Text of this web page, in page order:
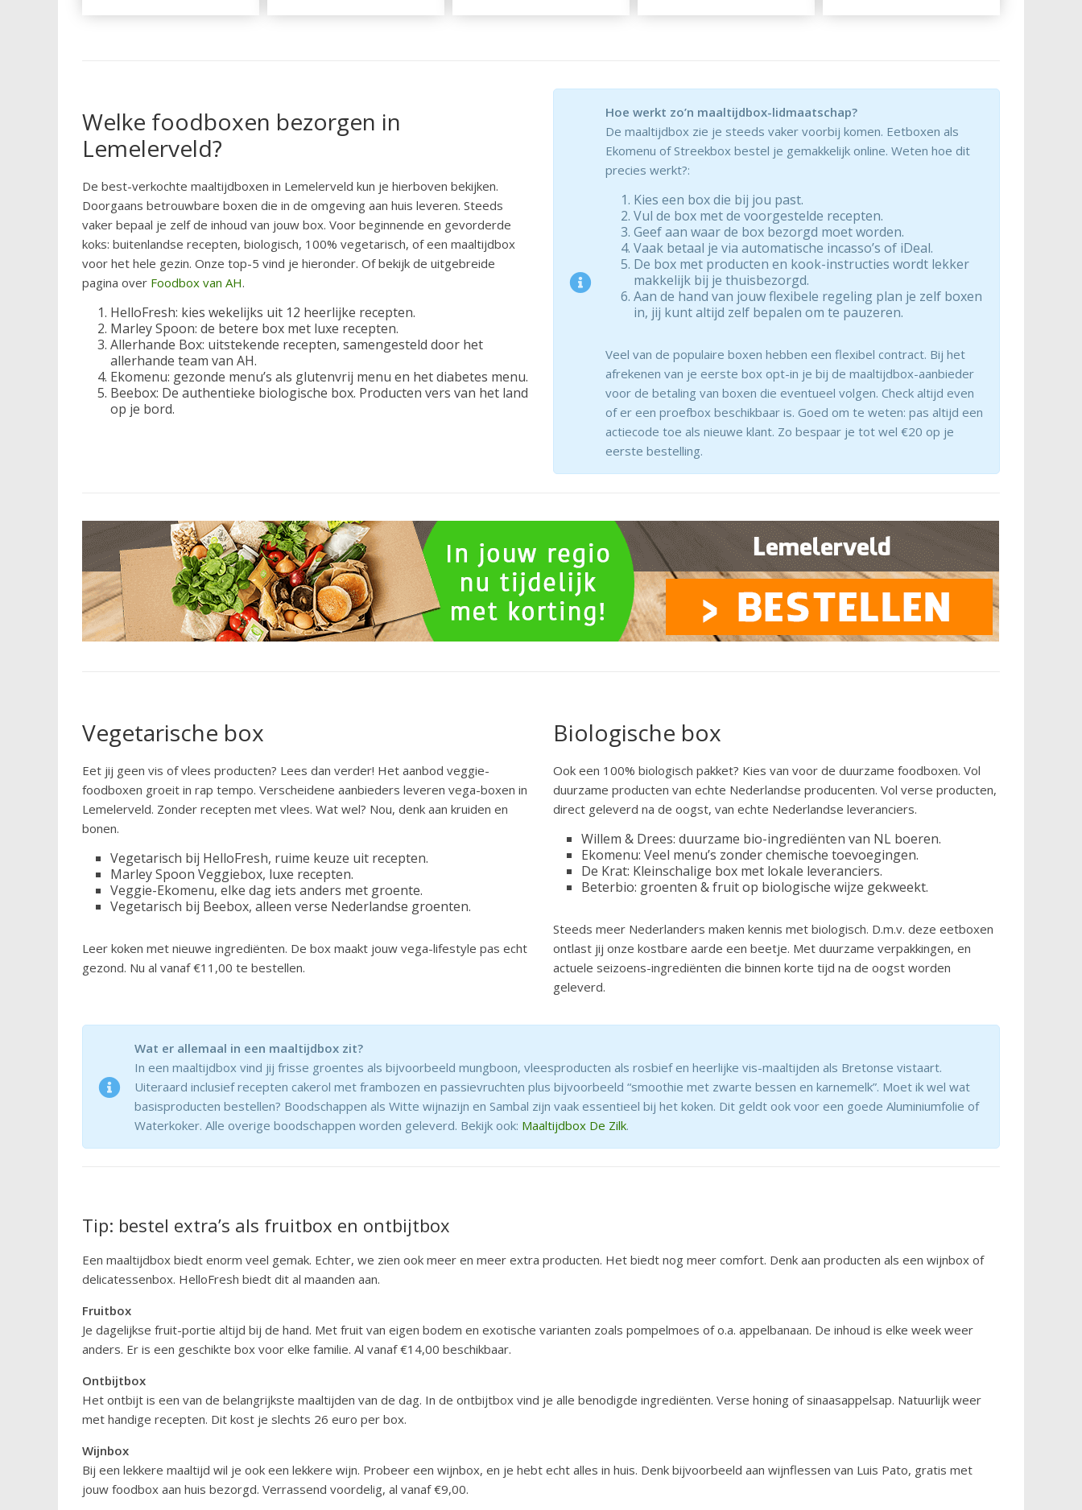
Welke foodboxen bezorgen in
Lemelerveld?
De best-verkochte maaltijdboxen in Lemelerveld kun je hierboven bekijken.
Doorgaans betrouwbare boxen die in de omgeving aan huis leveren. Steeds
vaker bepaal je zelf de inhoud van jouw box. Voor beginnende en gevorderde
koks: buitenlandse recepten, biologisch, 100% vegetarisch, of een maaltijdbox
voor het hele gezin. Onze top-5 vind je hieronder. Of bekijk de uitgebreide
pagina over Foodbox van AH.
HelloFresh: kies wekelijks uit 12 heerlijke recepten.
Marley Spoon: de betere box met luxe recepten.
Allerhande Box: uitstekende recepten, samengesteld door het
allerhande team van AH.
Ekomenu: gezonde menu’s als glutenvrij menu en het diabetes menu.
Beebox: De authentieke biologische box. Producten vers van het land
op je bord.
Hoe werkt zo’n maaltijdbox-lidmaatschap?
De maaltijdbox zie je steeds vaker voorbij komen. Eetboxen als
Ekomenu of Streekbox bestel je gemakkelijk online. Weten hoe dit
precies werkt?:
Kies een box die bij jou past.
Vul de box met de voorgestelde recepten.
Geef aan waar de box bezorgd moet worden.
Vaak betaal je via automatische incasso’s of iDeal.
De box met producten en kook-instructies wordt lekker
makkelijk bij je thuisbezorgd.
Aan de hand van jouw flexibele regeling plan je zelf boxen
in, jij kunt altijd zelf bepalen om te pauzeren.
Veel van de populaire boxen hebben een flexibel contract. Bij het
afrekenen van je eerste box opt-in je bij de maaltijdbox-aanbieder
voor de betaling van boxen die eventueel volgen. Check altijd even
of er een proefbox beschikbaar is. Goed om te weten: pas altijd een
actiecode toe als nieuwe klant. Zo bespaar je tot wel €20 op je
eerste bestelling.
Vegetarische box
Eet jij geen vis of vlees producten? Lees dan verder! Het aanbod veggie-
foodboxen groeit in rap tempo. Verscheidene aanbieders leveren vega-boxen in
Lemelerveld. Zonder recepten met vlees. Wat wel? Nou, denk aan kruiden en
bonen.
Vegetarisch bij HelloFresh, ruime keuze uit recepten.
Marley Spoon Veggiebox, luxe recepten.
Veggie-Ekomenu, elke dag iets anders met groente.
Vegetarisch bij Beebox, alleen verse Nederlandse groenten.
Leer koken met nieuwe ingrediënten. De box maakt jouw vega-lifestyle pas echt
gezond. Nu al vanaf €11,00 te bestellen.
Biologische box
Ook een 100% biologisch pakket? Kies van voor de duurzame foodboxen. Vol
duurzame producten van echte Nederlandse producenten. Vol verse producten,
direct geleverd na de oogst, van echte Nederlandse leveranciers.
Willem & Drees: duurzame bio-ingrediënten van NL boeren.
Ekomenu: Veel menu’s zonder chemische toevoegingen.
De Krat: Kleinschalige box met lokale leveranciers.
Beterbio: groenten & fruit op biologische wijze gekweekt.
Steeds meer Nederlanders maken kennis met biologisch. D.m.v. deze eetboxen
ontlast jij onze kostbare aarde een beetje. Met duurzame verpakkingen, en
actuele seizoens-ingrediënten die binnen korte tijd na de oogst worden
geleverd.
Wat er allemaal in een maaltijdbox zit?
In een maaltijdbox vind jij frisse groentes als bijvoorbeeld mungboon, vleesproducten als rosbief en heerlijke vis-maaltijden als Bretonse vistaart.
Uiteraard inclusief recepten cakerol met frambozen en passievruchten plus bijvoorbeeld “smoothie met zwarte bessen en karnemelk”. Moet ik wel wat
basisproducten bestellen? Boodschappen als Witte wijnazijn en Sambal zijn vaak essentieel bij het koken. Dit geldt ook voor een goede Aluminiumfolie of
Waterkoker. Alle overige boodschappen worden geleverd. Bekijk ook: Maaltijdbox De Zilk.
Tip: bestel extra’s als fruitbox en ontbijtbox
Een maaltijdbox biedt enorm veel gemak. Echter, we zien ook meer en meer extra producten. Het biedt nog meer comfort. Denk aan producten als een wijnbox of
delicatessenbox. HelloFresh biedt dit al maanden aan.
Fruitbox
Je dagelijkse fruit-portie altijd bij de hand. Met fruit van eigen bodem en exotische varianten zoals pompelmoes of o.a. appelbanaan. De inhoud is elke week weer
anders. Er is een geschikte box voor elke familie. Al vanaf €14,00 beschikbaar.
Ontbijtbox
Het ontbijt is een van de belangrijkste maaltijden van de dag. In de ontbijtbox vind je alle benodigde ingrediënten. Verse honing of sinaasappelsap. Natuurlijk weer
met handige recepten. Dit kost je slechts 26 euro per box.
Wijnbox
Bij een lekkere maaltijd wil je ook een lekkere wijn. Probeer een wijnbox, en je hebt echt alles in huis. Denk bijvoorbeeld aan wijnflessen van Luis Pato, gratis met
jouw foodbox aan huis bezorgd. Verrassend voordelig, al vanaf €9,00.